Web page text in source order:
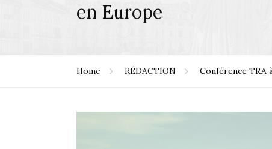
en Europe
Home RÉDACTION Conférence TRA